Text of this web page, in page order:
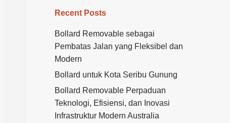
Recent Posts
Bollard Removable sebagai
Pembatas Jalan yang Fleksibel dan
Modern
Bollard untuk Kota Seribu Gunung
Bollard Removable Perpaduan
Teknologi, Efisiensi, dan Inovasi
Infrastruktur Modern Australia